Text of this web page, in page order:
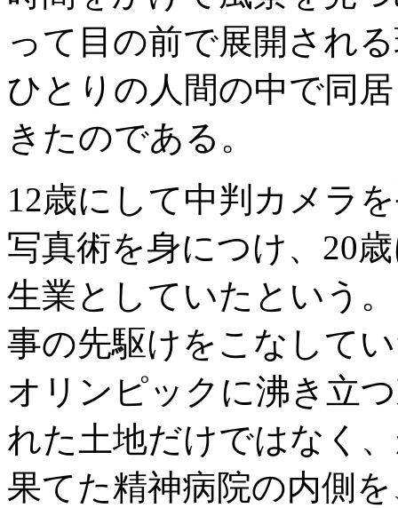
って目の前で展開され
ひとりの人間の中で同
きたのである。
12歳にして中判カメラ
写真術を身につけ、20
生業としていたという
事の先駆けをこなして
オリンピックに沸き立
れた土地だけではなく
果てた精神病院の内側